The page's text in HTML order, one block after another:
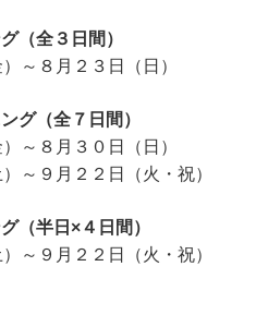
（全３日間）
～８月２３日（日）
グ（全７日間）
～８月３０日（日）
～９月２２日（火・祝）
（半日×４日間）
～９月２２日（火・祝）